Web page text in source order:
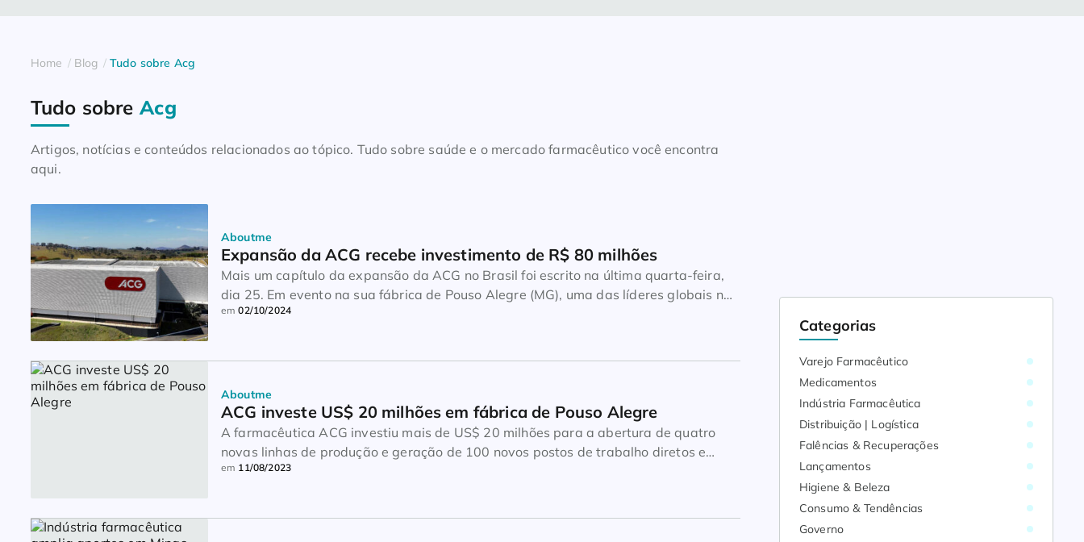
Home Blog Tudo sobre Acg
Tudo sobre Acg
Artigos, notícias e conteúdos relacionados ao tópico. Tudo sobre saúde e o mercado farmacêutico você encontra
aqui.
Aboutme
Expansão da ACG recebe investimento de R$ 80 milhões
Mais um capítulo da expansão da ACG no Brasil foi escrito na última quarta-feira,
dia 25. Em evento na sua fábrica de Pouso Alegre (MG), uma das líderes globais na
fabricação de cápsulas vazias e maquinários para a indústria farmacêutica
em02/10/2024
Aboutme
ACG investe US$ 20 milhões em fábrica de Pouso Alegre
A farmacêutica ACG investiu mais de US$ 20 milhões para a abertura de quatro
novas linhas de produção e geração de 100 novos postos de trabalho diretos e
indiretos de sua fábrica em Pouso Alegre (MG), especializada na produção de
em 11/08/2023
Categorias
Varejo Farmacêutico
Medicamentos
Indústria Farmacêutica
Distribuição | Logística
Falências & Recuperações
Lançamentos
Higiene & Beleza
Consumo & Tendências
Governo